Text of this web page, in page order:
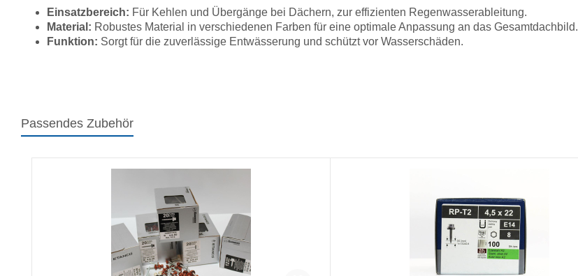
Einsatzbereich: Für Kehlen und Übergänge bei Dächern, zur effizienten Regenwasserableitung.
Material: Robustes Material in verschiedenen Farben für eine optimale Anpassung an das Gesamtdachbild.
Funktion: Sorgt für die zuverlässige Entwässerung und schützt vor Wasserschäden.
Passendes Zubehör